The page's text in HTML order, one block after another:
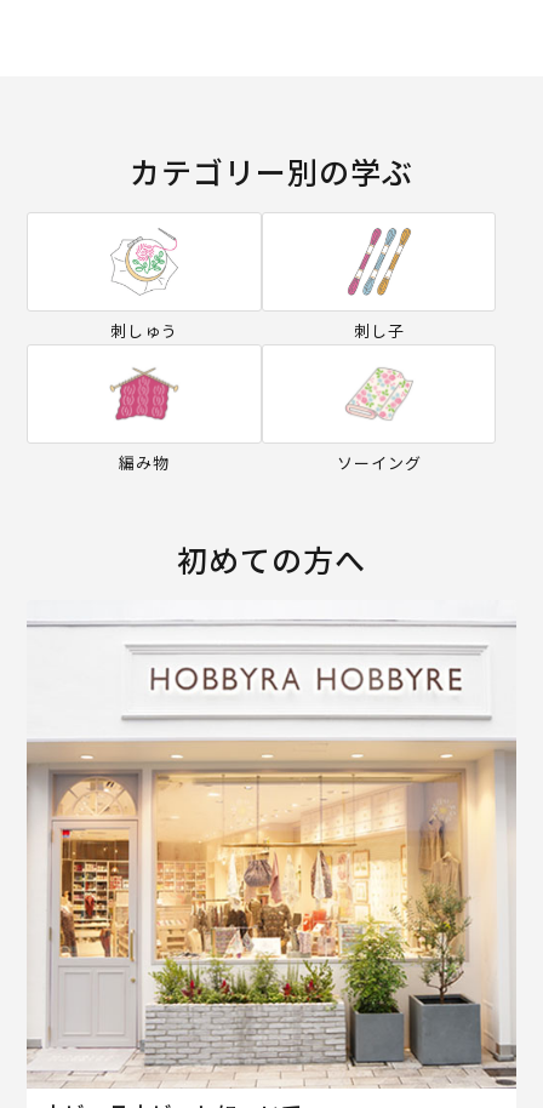
カテゴリー別の学ぶ
刺しゅう 刺し子
編み物 ソーイング
初めての方へ